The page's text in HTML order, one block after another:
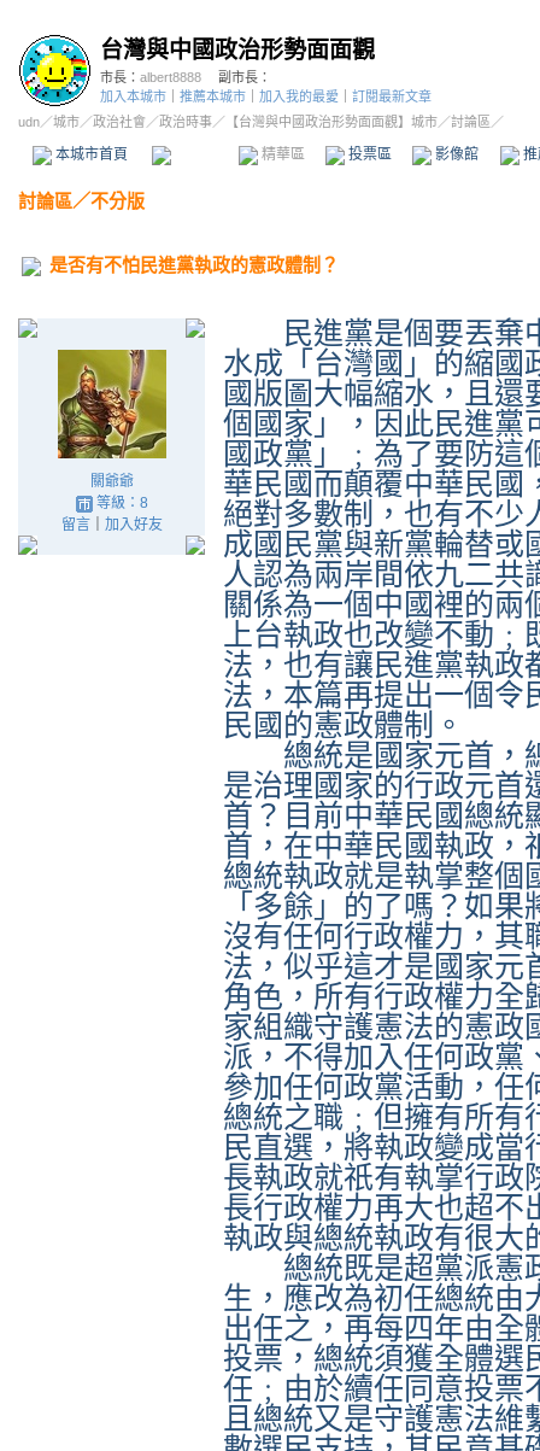
台灣與中國政治形勢面面觀
市長： albert8888
副市長：
加入本城市
推薦本城市 加入我的最愛
訂閱最新文章
udn／城市／政治社會 ／政治時事／ 【台灣與中國政治形勢面面觀】城市／討論區／
本城市首頁 精華區 投票區 影像館
討論區／不分版
是否有不怕民進黨執政的憲政體制？
關爺爺
等級：8
留言｜ 加入好友
民進黨是個要丟棄
水成「台灣國」的縮國
國版圖大幅縮水，且
個國家」，因此民進黨
國政黨」﹔為了要防
華民國而顛覆中華民國
絕對多數制，也有不少
成國民黨與新黨輪替或
人認為兩岸間依九二共
關係為一個中國裡的兩
上台執政也改變不動
法，也有讓民進黨執政
法，本篇再提出一個令
民國的憲政體制。
總統是國家元首，
是治理國家的行政元首
首？目前中華民國總統
首，在中華民國執政，
總統執政就是執掌整個
「多餘」的了嗎？如
沒有任何行政權力，其
法，似乎這才是國家元
角色，所有行政權力全
家組織守護憲法的憲政
派，不得加入任何政黨
參加任何政黨活動，任
總統之職﹔但擁有所有
民直選，將執政變成當
長執政就祇有執掌行政
長行政權力再大也超不
執政與總統執政有很大
總統既是超黨派憲
生，應改為初任總統由
出任之，再每四年由全
投票，總統須獲全體選
任﹔由於續任同意投票
且總統又是守護憲法